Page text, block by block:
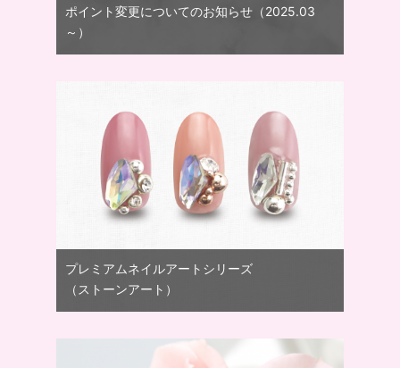
ポイント変更についてのお知らせ（2025.03
～）
プレミアムネイルアートシリーズ
（ストーンアート）